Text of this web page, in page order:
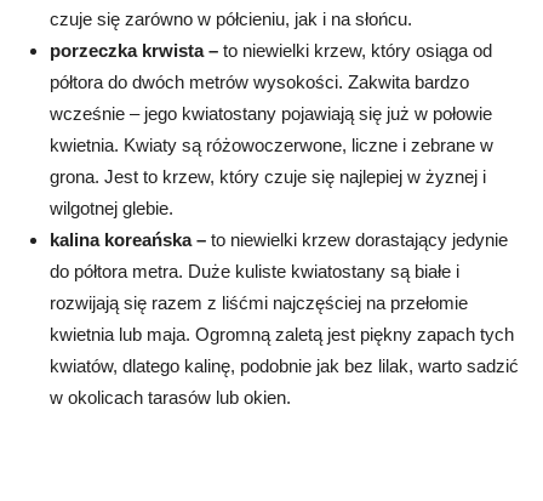
czuje się zarówno w półcieniu, jak i na słońcu.
porzeczka krwista – to niewielki krzew, który osiąga od
półtora do dwóch metrów wysokości. Zakwita bardzo
wcześnie – jego kwiatostany pojawiają się już w połowie
kwietnia. Kwiaty są różowoczerwone, liczne i zebrane w
grona. Jest to krzew, który czuje się najlepiej w żyznej i
wilgotnej glebie.
kalina koreańska – to niewielki krzew dorastający jedynie
do półtora metra. Duże kuliste kwiatostany są białe i
rozwijają się razem z liśćmi najczęściej na przełomie
kwietnia lub maja. Ogromną zaletą jest piękny zapach tych
kwiatów, dlatego kalinę, podobnie jak bez lilak, warto sadzić
w okolicach tarasów lub okien.